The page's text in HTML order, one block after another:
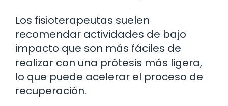
Los fisioterapeutas suelen
recomendar actividades de bajo
impacto que son más fáciles de
realizar con una prótesis más ligera,
lo que puede acelerar el proceso de
recuperación.